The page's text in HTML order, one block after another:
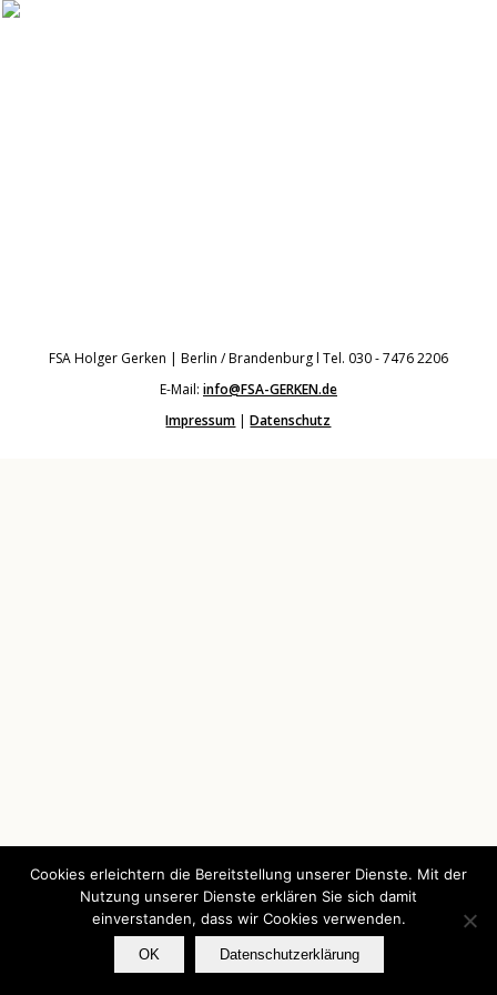
FSA Holger Gerken | Berlin / Brandenburg l Tel. 030 - 7476 2206
E-Mail: info@FSA-GERKEN.de
Impressum |Datenschutz
Cookies erleichtern die Bereitstellung unserer Dienste. Mit der
Nutzung unserer Dienste erklären Sie sich damit
einverstanden, dass wir Cookies verwenden.
OK Datenschutzerklärung